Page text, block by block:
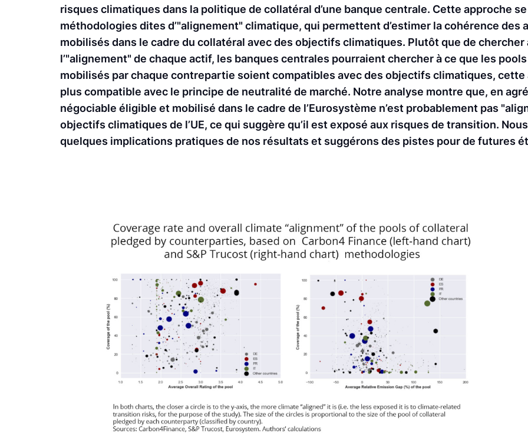
risques climatiques dans la politique de collatéral d’une banque centrale. Cette approche
méthodologies dites d’"alignement" climatique, qui permettent d’estimer la cohérence des
mobilisés dans le cadre du collatéral avec des objectifs climatiques. Plutôt que de chercher
l’"alignement" de chaque actif, les banques centrales pourraient chercher à ce que les
mobilisés par chaque contrepartie soient compatibles avec des objectifs climatiques, cette
plus compatible avec le principe de neutralité de marché. Notre analyse montre que, en
négociable éligible et mobilisé dans le cadre de l’Eurosystème n’est probablement pas
objectifs climatiques de l’UE, ce qui suggère qu’il est exposé aux risques de transition.
quelques implications pratiques de nos résultats et suggérons des pistes pour de futures